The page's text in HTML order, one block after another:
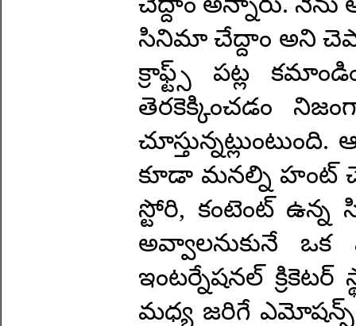
సినిమా చేద్దాం అని
క్రాఫ్ట్స్‌ పట్ల
తెరకెక్కించడం
కూడా మనల్ని హంట్‌
స్టోరి, కంటెంట్‌ ఉన్న
అవ్వాలనుకునే
ఇంటర్నేషనల్‌
మధ్య జరిగే ఎమోషన్స్‌